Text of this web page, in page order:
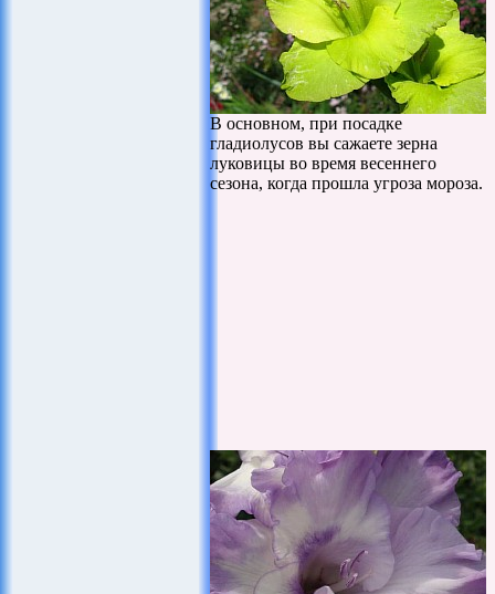
В основном, при посадке
гладиолусов вы сажаете зерна
луковицы во время весеннего
сезона, когда прошла угроза мороза.